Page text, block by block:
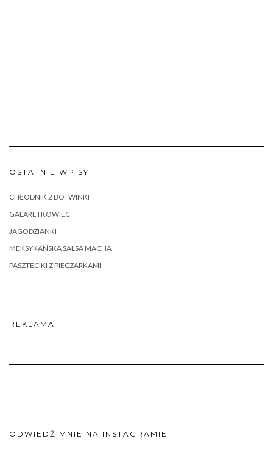
OSTATNIE WPISY
CHŁODNIK Z BOTWINKI
GALARETKOWIEC
JAGODZIANKI
MEKSYKAŃSKA SALSA MACHA
PASZTECIKI Z PIECZARKAMI
REKLAMA
ODWIEDŹ MNIE NA INSTAGRAMIE